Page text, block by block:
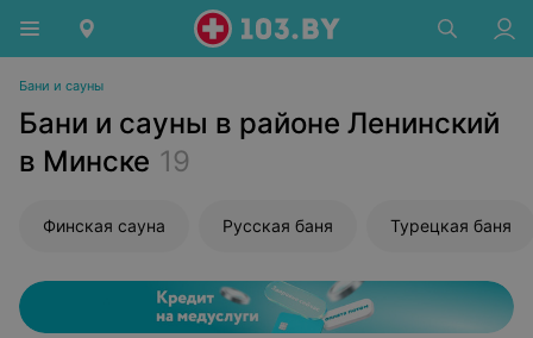
Бани и сауны
Бани и сауны в районе Ленинский
в Минске 19
Финская сауна Русская баня Турецкая баня